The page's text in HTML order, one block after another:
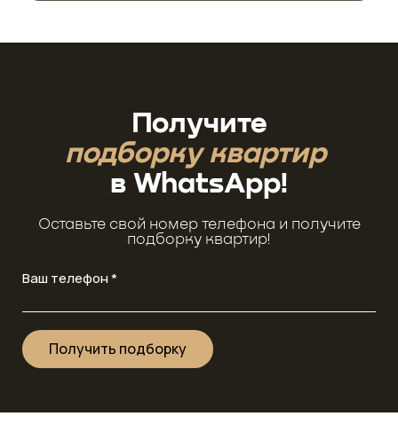
Получите
подборку квартир
в WhatsApp!
Оставьте свой номер телефона и получите
подборку квартир!
Ваш телефон *
Получить подборку